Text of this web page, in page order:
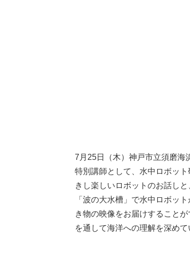
7月25日（木）神戸市立須磨海
特別講師として、水中ロボッ
きし楽しいロボットのお話し
「波の大水槽」で水中ロボッ
き物の映像をお届けすること
を通して海洋への理解を深め